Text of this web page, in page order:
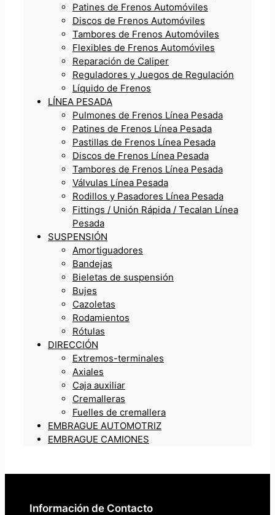
Patines de Frenos Automóviles
Discos de Frenos Automóviles
Tambores de Frenos Automóviles
Flexibles de Frenos Automóviles
Reparación de Caliper
Reguladores y Juegos de Regulación
Líquido de Frenos
LÍNEA PESADA
Pulmones de Frenos Línea Pesada
Patines de Frenos Línea Pesada
Pastillas de Frenos Línea Pesada
Discos de Frenos Línea Pesada
Tambores de Frenos Línea Pesada
Válvulas Línea Pesada
Rodillos y Pasadores Línea Pesada
Fittings / Unión Rápida / Tecalan Línea
Pesada
SUSPENSIÓN
Amortiguadores
Bandejas
Bieletas de suspensión
Bujes
Cazoletas
Rodamientos
Rótulas
DIRECCIÓN
Extremos-terminales
Axiales
Caja auxiliar
Cremalleras
Fuelles de cremallera
EMBRAGUE AUTOMOTRIZ
EMBRAGUE CAMIONES
Información de Contacto